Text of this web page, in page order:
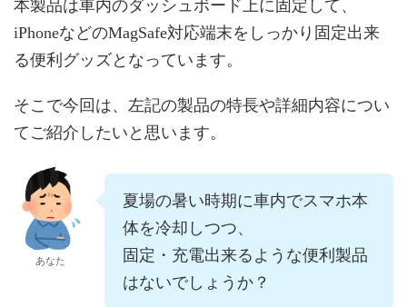
本製品は車内のダッシュボード上に固定して、
iPhoneなどのMagSafe対応端末をしっかり固定出来
る便利グッズとなっています。
そこで今回は、左記の製品の特長や詳細内容につい
てご紹介したいと思います。
あなた
夏場の暑い時期に車内でスマホ本
体を冷却しつつ、
固定・充電出来るような便利製品
はないでしょうか？